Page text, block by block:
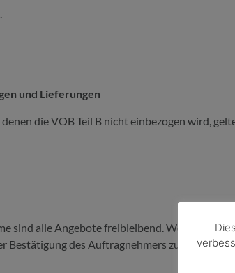
und Lieferungen
die VOB Teil B nicht einbezogen wird,
sind alle Angebote freibleibend. Weicht der
Bestätigung des Auftragnehmers zustande.